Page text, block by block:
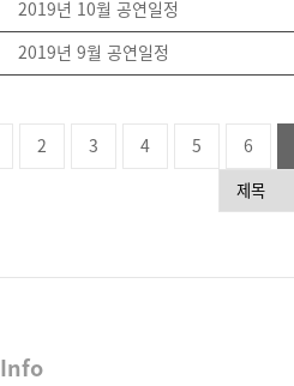
2019년 10월 공연일정
2019년 9월 공연일정
2 3 4 5 6
Info